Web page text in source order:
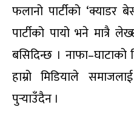
फलानो पार्टीको ‘क्याडर
पार्टीको पायो भने मात्रै
बसिदिन्छ ।
हाम्रो मिडियाले
पुर्‍याउँदैन ।